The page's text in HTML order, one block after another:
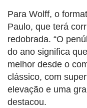
Para Wolff, o
Paulo, que terá
redobrada. “O
do ano significa
melhor desde o
clássico, com
elevação e uma
destacou.